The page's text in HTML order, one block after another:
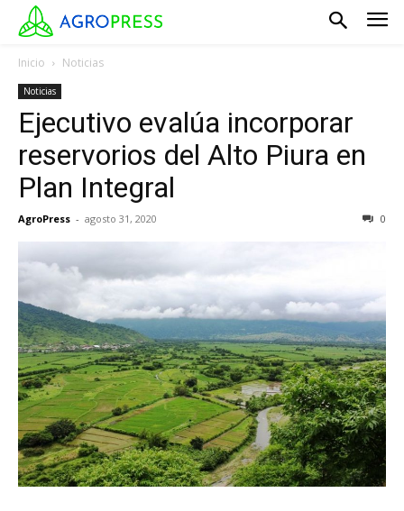
Inicio Noticias
Noticias
Ejecutivo evalúa incorporar
reservorios del Alto Piura en
Plan Integral
AgroPress - agosto 31, 2020 0